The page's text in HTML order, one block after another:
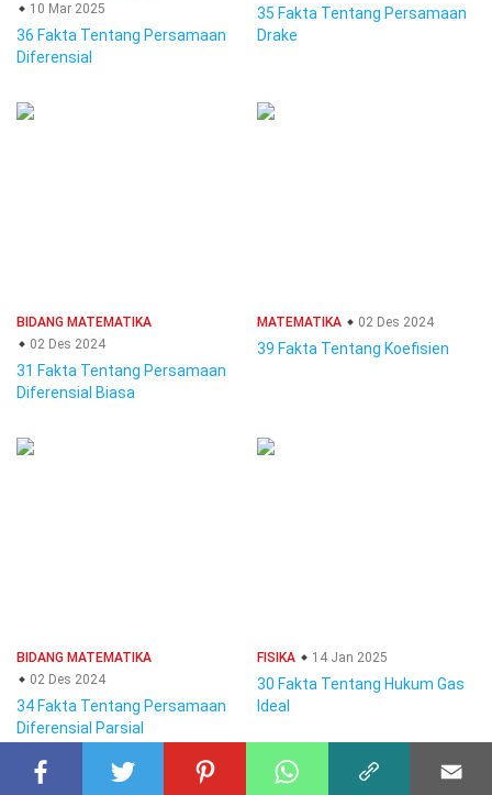
10 Mar 2025
36 Fakta Tentang Persamaan
Diferensial
35 Fakta Tentang Persamaan
Drake
BIDANG MATEMATIKA
02 Des 2024
31 Fakta Tentang Persamaan
Diferensial Biasa
MATEMATIKA 02 Des 2024
39 Fakta Tentang Koefisien
BIDANG MATEMATIKA
02 Des 2024
34 Fakta Tentang Persamaan
Diferensial Parsial
FISIKA 14 Jan 2025
30 Fakta Tentang Hukum Gas
Ideal